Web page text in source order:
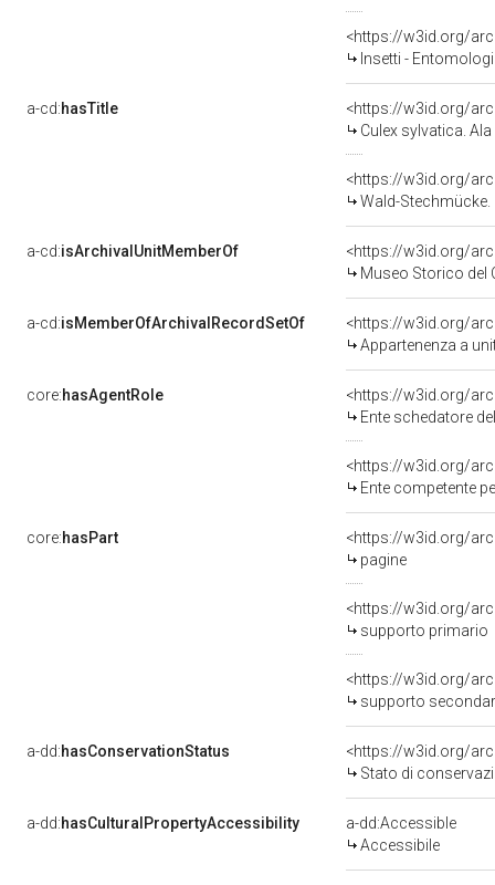
<https://w3id.org/
Insetti -
a-cd:hasTitle
<https://w3id.org/
Culex sylvatica. Ala
<https://w3id.org/
Wald-Stechmücke.
a-cd:isArchivalUnitMemberOf
Museo Storico del
a-cd:isMemberOfArchivalRecordSetOf
<https://w3id.org/
Appartenenza a
core:hasAgentRole
<https://w3id.org/
Ente schedatore
<https://w3id.org/
Ente competente
core:hasPart
<https://w3id.org/
pagine
<https://w3id.org/
supporto primario
<https://w3id.org/
supporto
a-dd:hasConservationStatus
<https://w3id.org/
Stato di
a-dd:hasCulturalPropertyAccessibility
a-dd:Accessible
Accessibile